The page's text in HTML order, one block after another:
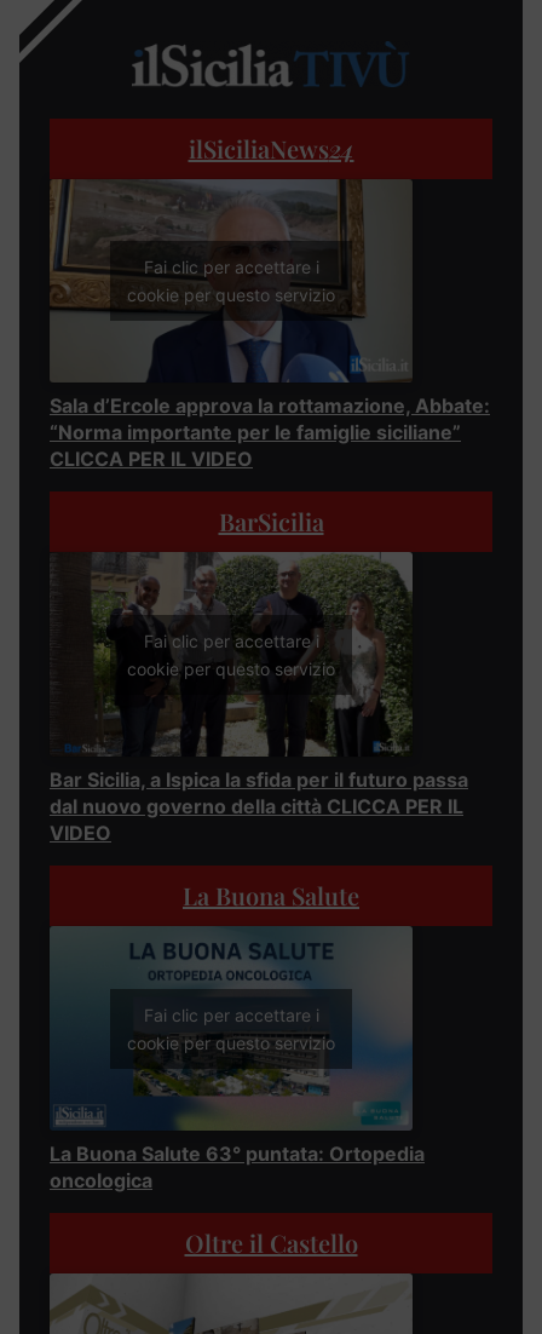
ilSiciliaNews24
Fai clic per accettare i
cookie per questo servizio
Sala d’Ercole approva la rottamazione, Abbate:
“Norma importante per le famiglie siciliane”
CLICCA PER IL VIDEO
BarSicilia
Fai clic per accettare i
cookie per questo servizio
Bar Sicilia, a Ispica la sfida per il futuro passa
dal nuovo governo della città CLICCA PER IL
VIDEO
La Buona Salute
Fai clic per accettare i
cookie per questo servizio
La Buona Salute 63° puntata: Ortopedia
oncologica
Oltre il Castello